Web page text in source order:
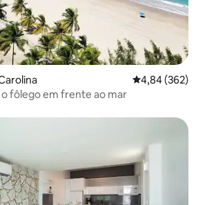
Classificação
4,84 (362)
fôlego em frente ao mar